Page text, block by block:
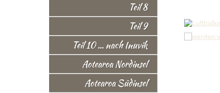
Teil 8
Teil 9
Teil 10 ... nach Inuvik
Aotearoa Nordinsel
Aotearoa Südinsel